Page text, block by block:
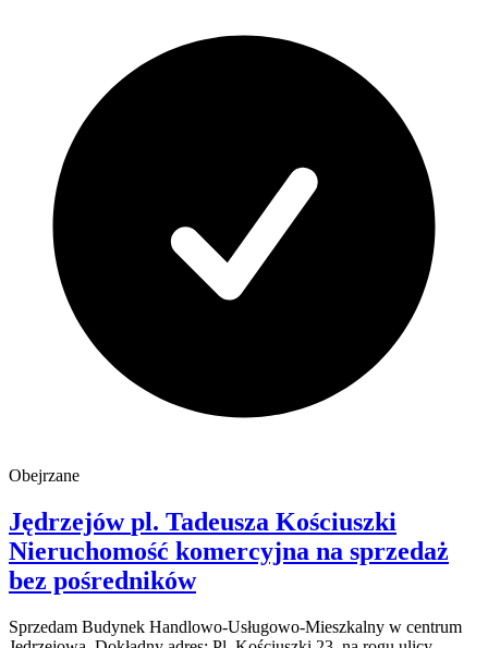
Obejrzane
Jędrzejówpl. Tadeusza Kościuszki
Nieruchomość komercyjna na sprzedaż
bez pośredników
Sprzedam Budynek Handlowo-Usługowo-Mieszkalny w centrum